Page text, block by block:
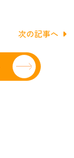
次の記事へ